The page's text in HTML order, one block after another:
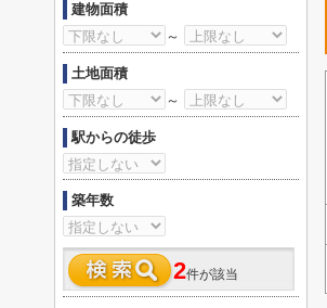
建物面積
～
土地面積
～
駅からの徒歩
築年数
2件が該当